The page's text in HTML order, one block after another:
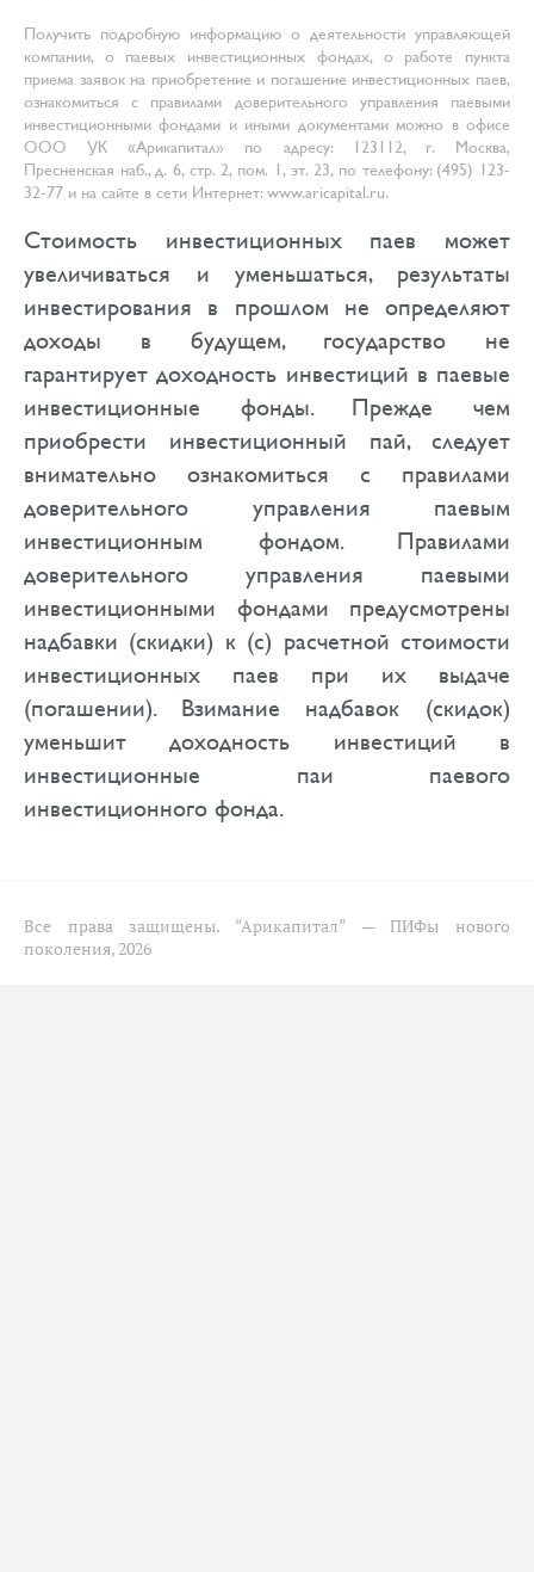
Получить подробную информацию о деятельности управляющей
компании, о паевых инвестиционных фондах, о работе пункта
приема заявок на приобретение и погашение инвестиционных паев,
ознакомиться с правилами доверительного управления паевыми
инвестиционными фондами и иными документами можно в офисе
ООО УК «Арикапитал» по адресу: 123112, г. Москва,
Пресненская наб., д. 6, стр. 2, пом. 1, эт. 23, по телефону: (495) 123-
32-77 и на сайте в сети Интернет: www.aricapital.ru.
Стоимость инвестиционных паев может
увеличиваться и уменьшаться, результаты
инвестирования в прошлом не определяют
доходы в будущем, государство не
гарантирует доходность инвестиций в паевые
инвестиционные фонды. Прежде чем
приобрести инвестиционный пай, следует
внимательно ознакомиться с правилами
доверительного управления паевым
инвестиционным фондом. Правилами
доверительного управления паевыми
инвестиционными фондами предусмотрены
надбавки (скидки) к (с) расчетной стоимости
инвестиционных паев при их выдаче
(погашении). Взимание надбавок (скидок)
уменьшит доходность инвестиций в
инвестиционные паи паевого
инвестиционного фонда.
Все права защищены. “Арикапитал” — ПИФы нового
поколения, 2026